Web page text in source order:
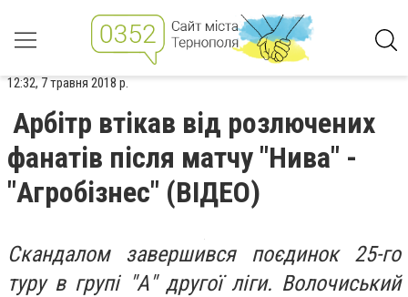
12:32, 7 травня 2018 р.
Арбітр втікав від розлючених
фанатів після матчу "Нива" -
"Агробізнес" (ВІДЕО)
Скандалом завершився поєдинок 25-го
туру в групі "А" другої ліги. Волочиський